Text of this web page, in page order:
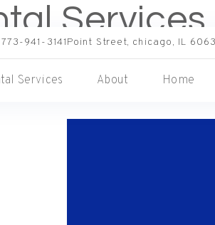
941-3141
Home
About
Services
Services